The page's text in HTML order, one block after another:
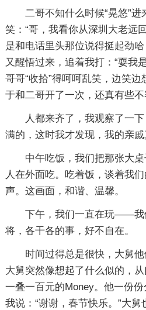
二哥不知什么时候“晃悠”
笑：“哥，我看你从深圳大老远
是和电话里头那位说得挺起劲
又醒悟过来，追着我打：“耍我
哥哥“收拾”得呵呵乱笑，边笑
于和二哥开了一次，还真有些不
人都来齐了，我观察了一
满的，这时我才发现，我的亲戚
中午吃饭，我们把那张大
人在外面吃。吃着饭，谈着我
声。这画面，和谐、温馨。
下午，我们一直在玩——我
将，各干各的事，好不自在。
时间过得总是很快，大舅
大舅突然像想起了什么似的，
一叠一百元的Money。他一份份
我说：“谢谢，春节快乐。”大舅